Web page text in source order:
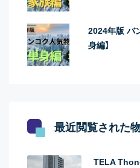
2024年版 バ
身編】
最近閲覧された
TELA